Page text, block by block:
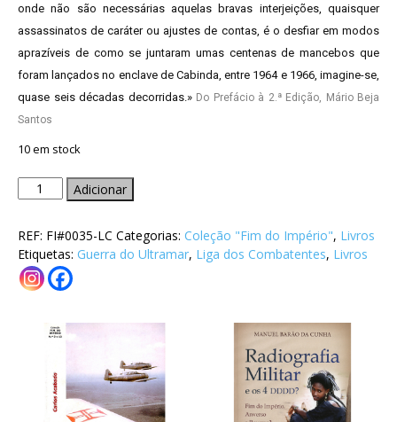
onde não são necessárias aquelas bravas interjeições, quaisquer
assassinatos de caráter ou ajustes de contas, é o desfiar em modos
aprazíveis de como se juntaram umas centenas de mancebos que
foram lançados no enclave de Cabinda, entre 1964 e 1966, imagine-se,
quase seis décadas decorridas.» Do Prefácio à 2.ª Edição, Mário Beja
Santos
10 em stock
Quantidade
de
meu
avô
andou
Adicionar
REF: FI#0035-LC Categorias: Coleção "Fim do Império", Livros
Etiquetas: Guerra do Ultramar, Liga dos Combatentes, Livros